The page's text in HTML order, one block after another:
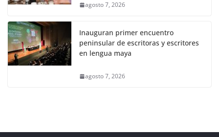
agosto 7, 2026
Inauguran primer encuentro
peninsular de escritoras y escritores
en lengua maya
agosto 7, 2026